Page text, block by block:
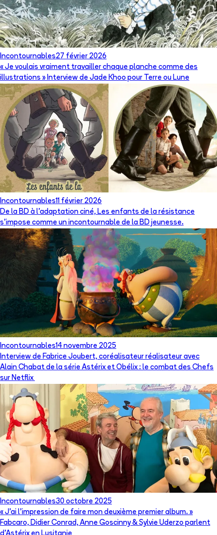
Incontournables27 février 2026
« Je voulais vraiment travailler chaque planche comme des
illustrations » Interview de Jade Khoo pour Terre ou Lune
Incontournables11 février 2026
De la BD à l’adaptation ciné, Les enfants de la résistance
s’impose comme un incontournable de la BD jeunesse.
Incontournables14 novembre 2025
Interview de Fabrice Joubert, coréalisateur réalisateur avec
Alain Chabat de la série Astérix et Obélix : le combat des Chefs
sur Netflix
Incontournables30 octobre 2025
« J’ai l’impression de faire mon deuxième premier album. »
Fabcaro, Didier Conrad, Anne Goscinny & Sylvie Uderzo parlent